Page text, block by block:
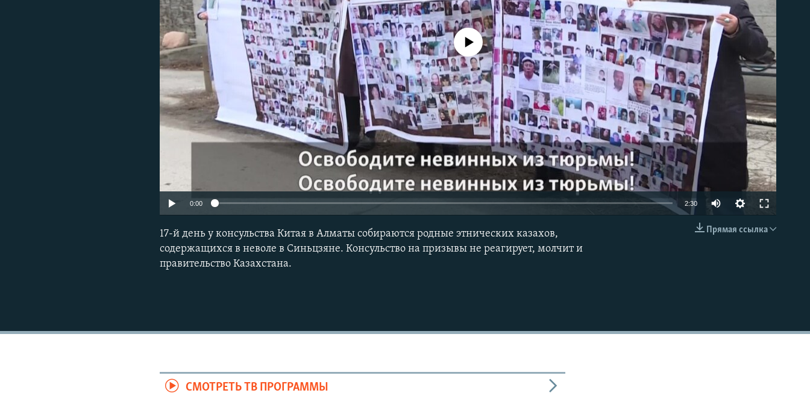
Auto 240p 360p
No media source currently available
0:00 2:30
Прямая ссылка
17-й день у консульства Китая в Алматы собираются родные этнических казахов,
содержащихся в неволе в Синьцзяне. Консульство на призывы не реагирует, молчит и
правительство Казахстана.
СМОТРЕТЬ ТВ ПРОГРАММЫ